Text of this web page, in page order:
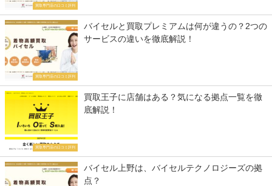
買取専門店の口コミ評判
買取専門店の口コミ評判
バイセルと買取プレミアムは何が違うの？2つの
サービスの違いを徹底解説！
買取専門店の口コミ評判
買取王子に店舗はある？気になる拠点一覧を徹
底解説！
バイセル上野は、バイセルテクノロジーズの拠
点？